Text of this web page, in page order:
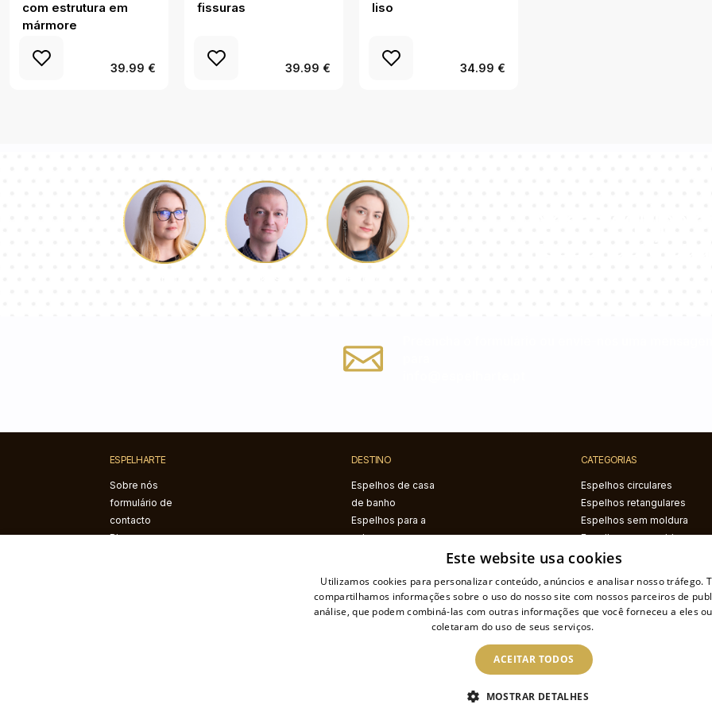
com estrutura em
mármore
39.99 €
fissuras
39.99 €
liso
34.99 €
ESPELHARTE
Sobre nós
formulário de
contacto
Blogue
DESTINO
Espelhos de casa
de banho
Espelhos para a
sala
Espelhos para o
quarto
CATEGORIAS
Espelhos circulares
Espelhos retangulares
Espelhos sem moldura
Espelhos com moldura
preta
Espelhos com
iluminação LED
Espelhos com estampa
Espelhos irregulares
Espelhos semicirculares
Este website usa cookies
Utilizamos cookies para personalizar conteúdo, anúncios e analisar nosso tráfego.
compartilhamos informações sobre o uso do nosso site com nossos parceiros de
análise, que podem combiná-las com outras informações que você forneceu a eles
coletaram do uso de seus serviços.
ACEITAR TODOS
MOSTRAR DETALHES